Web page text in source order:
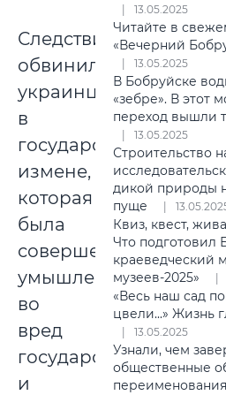
Следствие
обвинило
украинца
в
государственной
измене,
которая
была
совершена
умышленно
во
вред
государственной
и
13.05.2025
Читайте в
«Вечерний
13.05.2025
В Бобруйске
«зебре». В этот
переход вышли
13.05.2025
Строительство
дикой природы
пуще
Квиз, квест,
Что подготовил
краеведческий
музеев-2025»
«Весь наш сад
цвели...» Жизнь
13.05.2025
Узнали, чем
общественные